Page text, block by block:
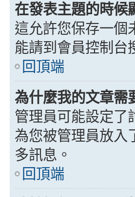
在發表主題的時候
這允許您保存一個
能請到會員控制台
回頂端
為什麼我的文章需
管理員可能設定了
為您被管理員放入
多訊息。
回頂端